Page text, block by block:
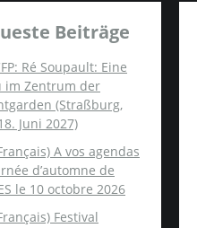
Beiträge
Ré Soupault: Eine
im Zentrum der
(Straßburg,
Juni 2027)
A vos agendas
d’automne de
le 10 octobre 2026
Festival